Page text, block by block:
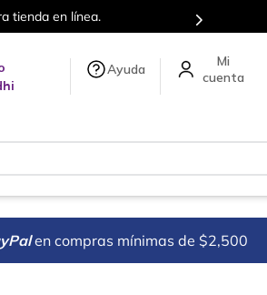
tienda en línea.
Ayuda
en compras mínimas de $2,500